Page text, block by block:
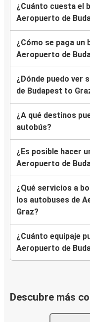
¿Cuánto cuesta el
Aeropuerto de
¿Cómo se paga un
Aeropuerto de
¿Dónde puedo ver
de Budapest to
¿A qué destinos
autobús?
¿Es posible hacer
Aeropuerto de
¿Qué servicios a
los autobuses de
Graz?
¿Cuánto equipaje
Aeropuerto de
Descubre más